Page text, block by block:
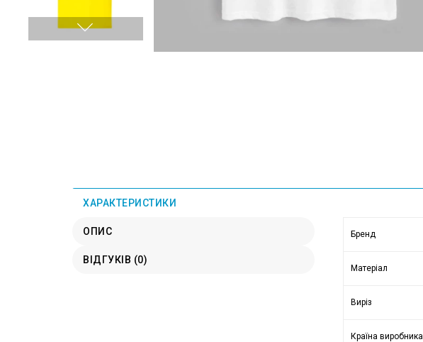
ХАРАКТЕРИСТИКИ
ОПИС
ВІДГУКІВ (0)
Бренд
Матеріал
Виріз
Країна виробника